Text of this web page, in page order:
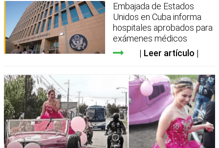
Embajada de Estados
Unidos en Cuba informa
hospitales aprobados para
exámenes médicos
Leer artículo